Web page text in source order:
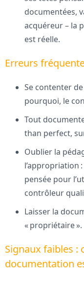
documentées,
acquéreur – la
est réelle.
Erreurs
Se contenter
pourquoi, le
Tout
than perfect,
Oublier la
l’appropriation
pensée pour
contrôleur
Laisser la
« propriétaire ».
Signaux faibles :
documentation